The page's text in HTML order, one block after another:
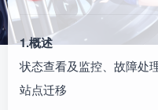
1.概述
状态查看及监控、故障处
站点迁移